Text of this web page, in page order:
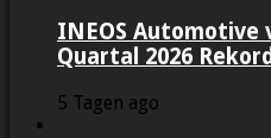
INEOS Automotive
Quartal 2026
5 Tagen ago